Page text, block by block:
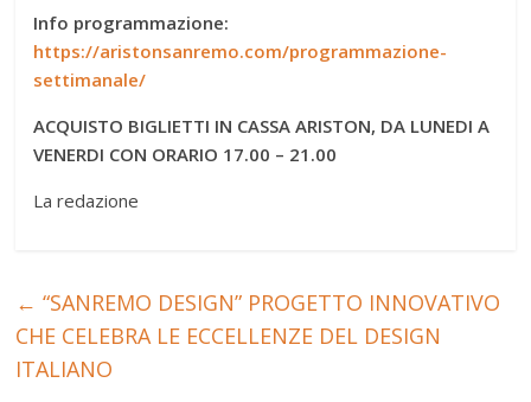
Info programmazione:
https://aristonsanremo.com/programmazione-
settimanale/
ACQUISTO BIGLIETTI IN CASSA ARISTON, DA LUNEDI A
VENERDI CON ORARIO 17.00 – 21.00
La redazione
← “SANREMO DESIGN” PROGETTO INNOVATIVO
CHE CELEBRA LE ECCELLENZE DEL DESIGN
ITALIANO